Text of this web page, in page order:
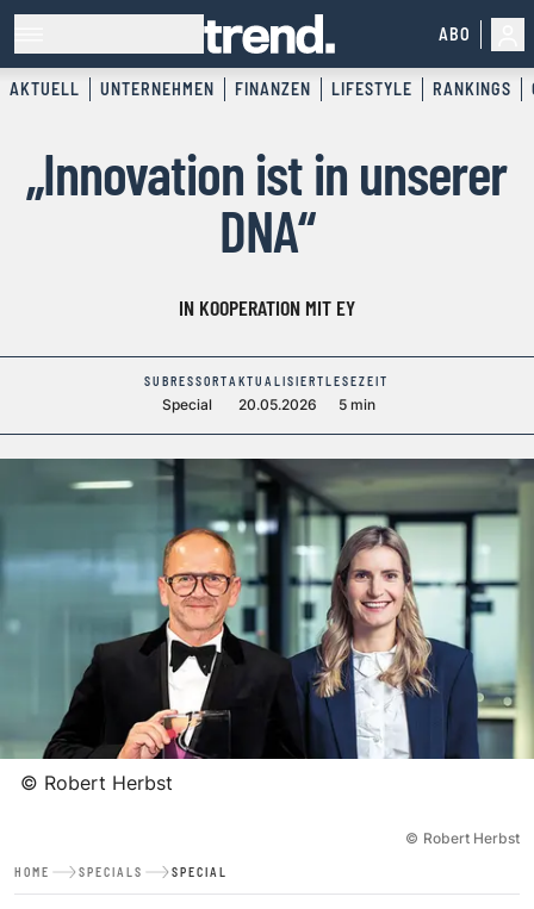
ABO
AKTUELL UNTERNEHMEN FINANZEN LIFESTYLE RANKINGS
„Innovation ist in unserer
DNA“
IN KOOPERATION MIT EY
SUBRESSORT
Special
AKTUALISIERT
20.05.2026
LESEZEIT
5 min
© Robert Herbst
© Robert Herbst
HOME SPECIALS SPECIAL